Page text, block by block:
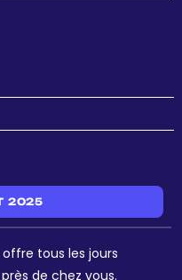
2025
tous les jours
de chez vous.